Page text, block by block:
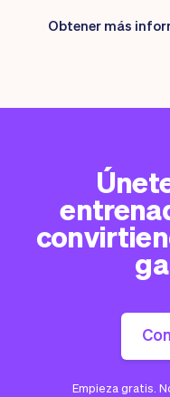
Obtener más
Empieza gratis.